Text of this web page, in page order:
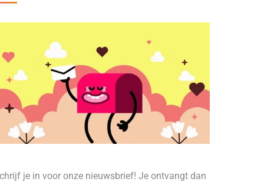
je in voor onze nieuwsbrief! Je ontvangt dan